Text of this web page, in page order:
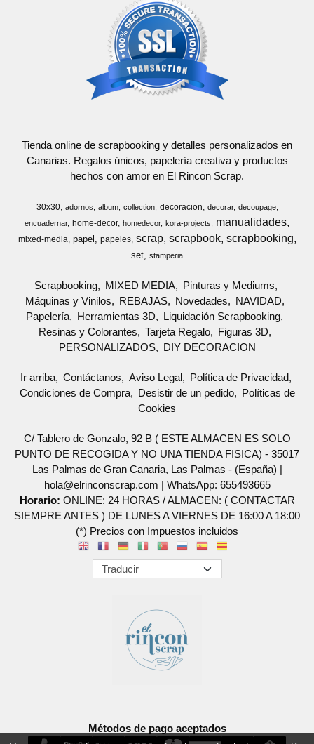
Tienda online de scrapbooking y detalles personalizados en
Canarias. Regalos únicos, papelería creativa y productos
hechos con amor en El Rincon Scrap.
30x30 adornos album collection decoracion decorar
decoupage
encuadernar
home-decor homedecor kora-projects manualidades
mixed-media papel papeles scrap scrapbook scrapbooking
set stamperia
Scrapbooking MIXED MEDIA
Pinturas y Mediums
Máquinas y Vinilos
REBAJAS Novedades
NAVIDAD
Papelería
Herramientas 3D
Liquidación Scrapbooking
Resinas y Colorantes
Tarjeta Regalo
Figuras 3D
PERSONALIZADOS
DIY DECORACION
Ir arriba Contáctanos Aviso Legal
Política de Privacidad
Condiciones de Compra
Desistir de un pedido
Políticas de
Cookies
C/ Tablero de Gonzalo, 92 B ( ESTE ALMACEN ES SOLO
PUNTO DE RECOGIDA Y NO UNA TIENDA FISICA) - 35017
Las Palmas de Gran Canaria, Las Palmas - (España) |
hola@elrinconscrap.com | WhatsApp: 655493665
Horario: ONLINE: 24 HORAS / ALMACEN: ( CONTACTAR
SIEMPRE ANTES ) DE LUNES A VIERNES DE 16:00 A 18:00
(*) Precios con Impuestos incluidos
Métodos de pago aceptados